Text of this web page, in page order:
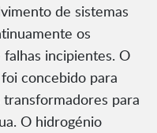
de sistemas
os
incipientes. O
concebido para
para
O hidrogénio